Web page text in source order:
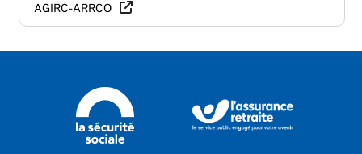
AGIRC-ARRCO